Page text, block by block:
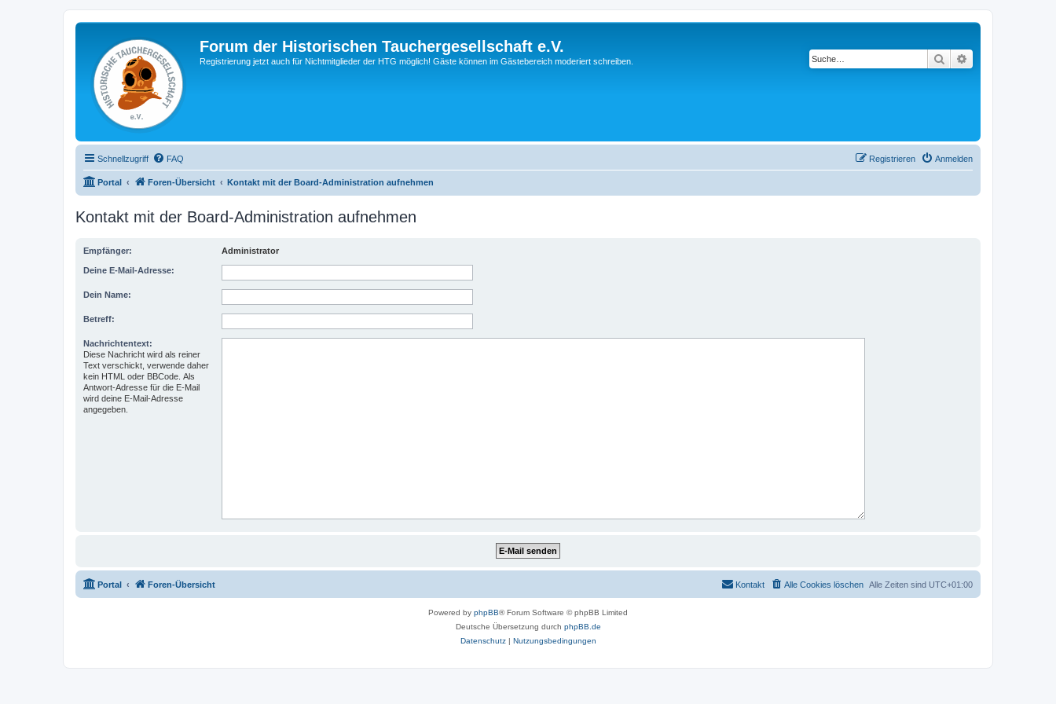
Forum der Historischen Tauchergesellschaft e.V.
Registrierung jetzt auch für Nichtmitglieder der HTG möglich! Gäste können im Gästebereich moderiert schreiben. Suche
Schnellzugriff FAQ Anmelden
Registrieren
Portal Foren-Übersicht Kontakt mit der Board-Administration aufnehmen
Kontakt mit der Board-Administration aufnehmen
Empfänger: Administrator
Deine E-Mail-Adresse:
Dein Name:
Betreff:
Nachrichtentext:
Diese Nachricht wird als reiner
Text verschickt, verwende daher
kein HTML oder BBCode. Als
Antwort-Adresse für die E-Mail
wird deine E-Mail-Adresse
angegeben.
Portal Foren-Übersicht Alle Zeiten sind UTC+01:00
Alle Cookies löschen
Kontakt
Powered by phpBB® Forum Software © phpBB Limited
Deutsche Übersetzung durch phpBB.de
Datenschutz| Nutzungsbedingungen